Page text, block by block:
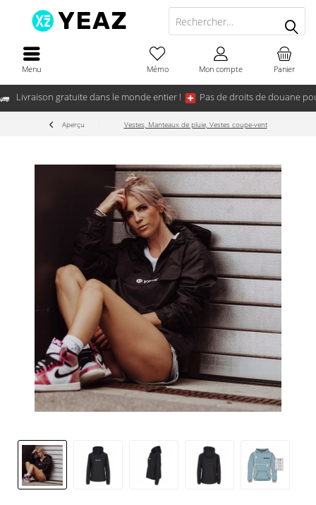
Livraison gratuite dans le monde entier ! Pas de droits de douane
Menu Panier
Mémo Mon compte
Aperçu Vestes, Manteaux de pluie, Vestes coupe-vent